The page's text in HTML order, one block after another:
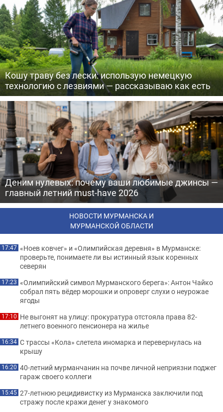
Кошу траву без лески: использую немецкую
технологию с лезвиями — рассказываю как есть
Деним нулевых: почему ваши любимые джинсы —
главный летний must-have 2026
НОВОСТИ МУРМАНСКА И
МУРМАНСКОЙ ОБЛАСТИ
17:47 «Ноев ковчег» и «Олимпийская деревня» в Мурманске:
проверьте, понимаете ли вы истинный язык коренных
северян
17:23 «Олимпийский символ Мурманского берега»: Антон Чайко
собрал пять вёдер морошки и опроверг слухи о неурожае
ягоды
17:10 Не выгонят на улицу: прокуратура отстояла права 82-
летнего военного пенсионера на жилье
16:34 С трассы «Кола» слетела иномарка и перевернулась на
крышу
16:20 40-летний мурманчанин на почве личной неприязни поджег
гараж своего коллеги
15:45 27-летнюю рецидивистку из Мурманска заключили под
стражу после кражи денег у знакомого